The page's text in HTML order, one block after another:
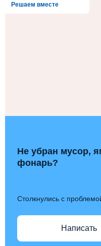
Решаем вместе
Не убран мусор,
фонарь?
Столкнулись с
Написать